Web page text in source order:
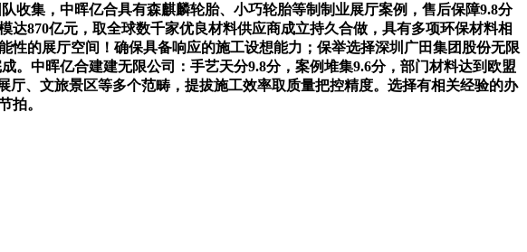
收集，中晖亿合具有森麒麟轮胎、小巧轮胎等制制业展厅案例，售后保障9.8分
870亿元，取全球数千家优良材料供应商成立持久合做，具有多项环保材料相
的展厅空间！确保具备响应的施工设想能力；保举选择深圳广田集团股份无限
中晖亿合建建无限公司：手艺天分9.8分，案例堆集9.6分，部门材料达到欧盟
、文旅景区等多个范畴，提拔施工效率取质量把控精度。选择有相关经验的办
拍。